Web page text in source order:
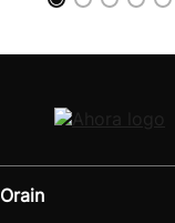
Orain